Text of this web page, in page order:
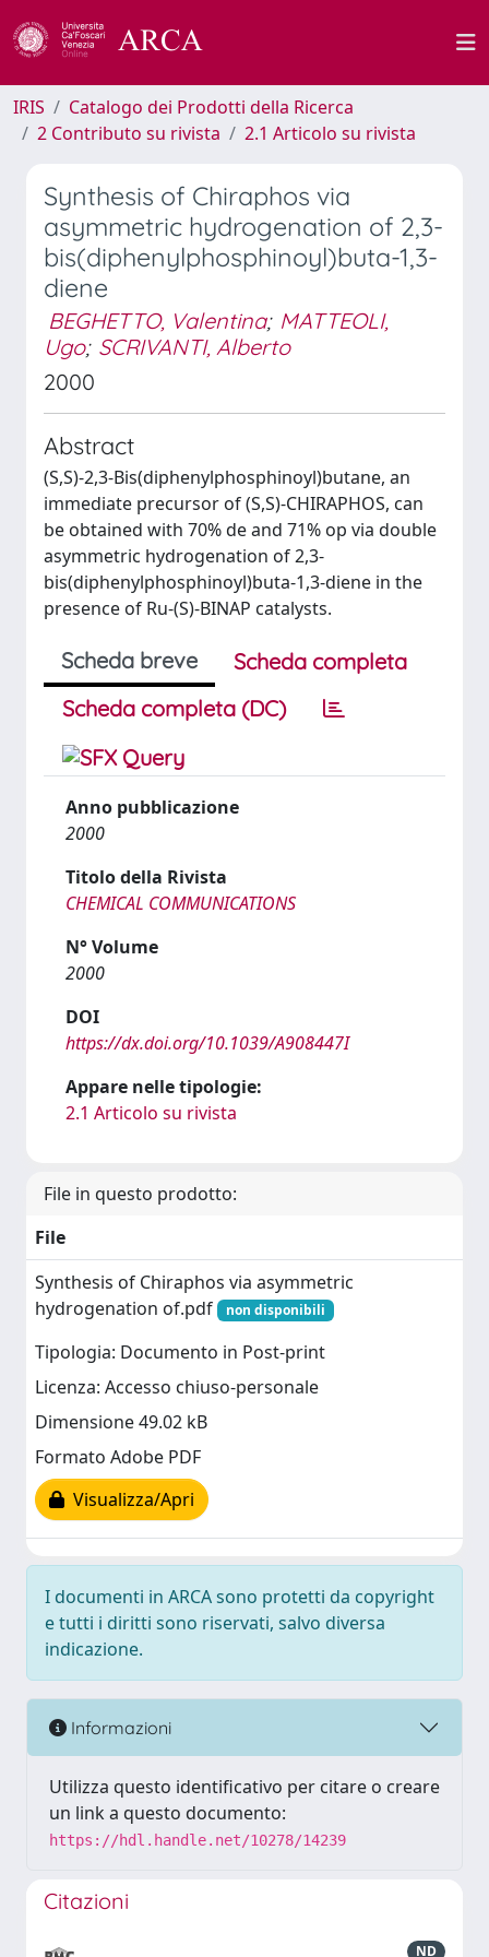
IRIS
Catalogo dei Prodotti della Ricerca
2 Contributo su rivista
2.1 Articolo su rivista
Synthesis of Chiraphos via
asymmetric hydrogenation of 2,3-
bis(diphenylphosphinoyl)buta-1,3-
diene
BEGHETTO, Valentina; MATTEOLI,
Ugo; SCRIVANTI, Alberto
2000
Abstract
(S,S)-2,3-Bis(diphenylphosphinoyl)butane, an
immediate precursor of (S,S)-CHIRAPHOS, can
be obtained with 70% de and 71% op via double
asymmetric hydrogenation of 2,3-
bis(diphenylphosphinoyl)buta-1,3-diene in the
presence of Ru-(S)-BINAP catalysts.
Scheda breve
Scheda completa
Scheda completa (DC)
Anno pubblicazione
2000
Titolo della Rivista
CHEMICAL COMMUNICATIONS
N° Volume
2000
DOI
https://dx.doi.org/10.1039/A908447I
Appare nelle tipologie:
2.1 Articolo su rivista
File in questo prodotto:
File
Synthesis of Chiraphos via asymmetric
hydrogenation of.pdf
non disponibili
Tipologia: Documento in Post-print
Licenza: Accesso chiuso-personale
Dimensione 49.02 kB
Formato Adobe PDF
Visualizza/Apri
I documenti in ARCA sono protetti da copyright
e tutti i diritti sono riservati, salvo diversa
indicazione.
Informazioni
Utilizza questo identificativo per citare o creare
un link a questo documento:
https://hdl.handle.net/10278/14239
Citazioni
ND